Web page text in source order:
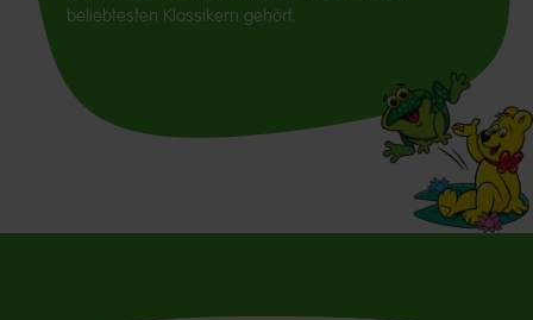
beliebtesten Klassikern gehört.